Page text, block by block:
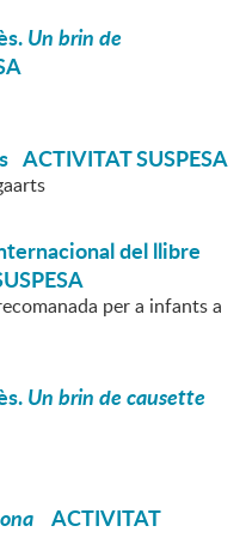
Un brin de
ACTIVITAT SUSPESA
del llibre
per a infants a
Un brin de causette
ACTIVITAT